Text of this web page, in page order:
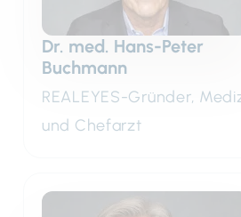
Dr. med. Hans-Peter
Buchmann
REALEYES-Gründer,
und Chefarzt